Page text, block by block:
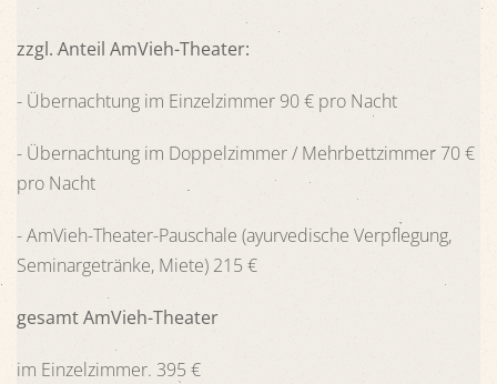
zzgl. Anteil AmVieh-Theater:
- Übernachtung im Einzelzimmer 90 € pro Nacht
- Übernachtung im Doppelzimmer / Mehrbettzimmer 70 €
pro Nacht
- AmVieh-Theater-Pauschale (ayurvedische Verpflegung,
Seminargetränke, Miete) 215 €
gesamt AmVieh-Theater
im Einzelzimmer. 395 €